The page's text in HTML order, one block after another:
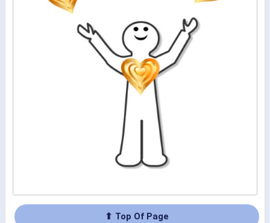
⬆ Top Of Page